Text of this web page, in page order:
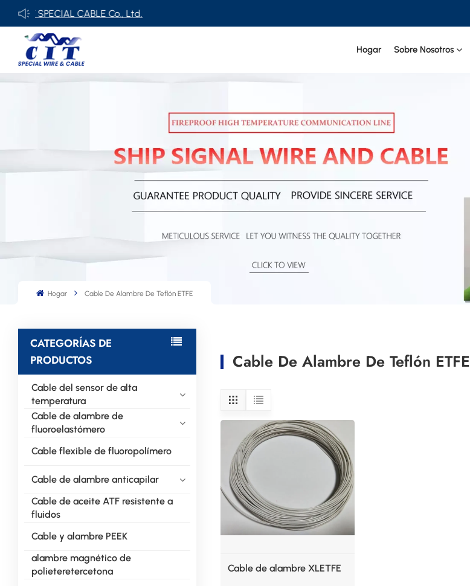
SPECIAL CABLE Co., Ltd.
Hogar Sobre Nosotros
Hogar Cable De Alambre De Teflón ETFE
CATEGORÍAS DE
PRODUCTOS
Cable del sensor de alta
temperatura
Cable de alambre de
fluoroelastómero
Cable flexible de fluoropolímero
Cable de alambre anticapilar
Cable de aceite ATF resistente a
fluidos
Cable y alambre PEEK
alambre magnético de
polieteretercetona
Cable De Alambre De Teflón ETFE
Cable de alambre XLETFE